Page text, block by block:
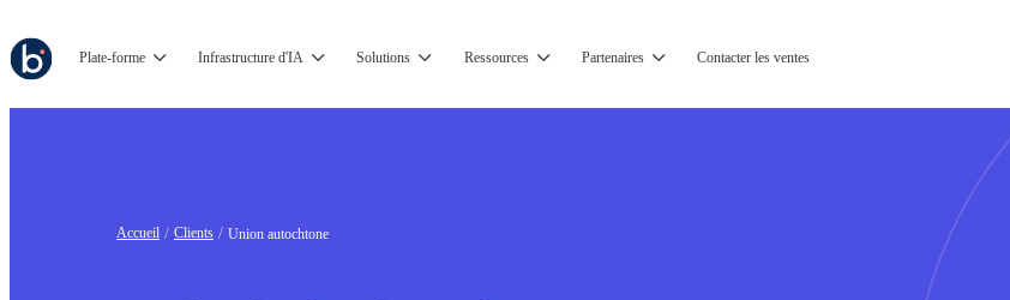
Plate-forme Infrastructure d'IA Solutions Ressources Partenaires Contacter les ventes
Accueil Clients Union autochtone